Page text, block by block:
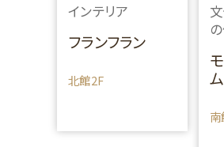
インテリア
フランフラン
北館2F
ム